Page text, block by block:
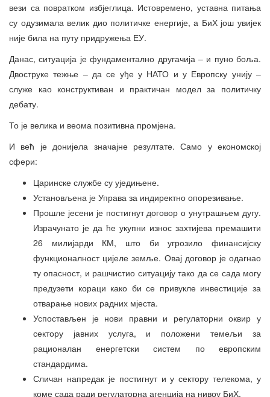
вези са повратком избјеглица. Истовремено, уставна питања
су одузимала велик дио политичке енергије, а БиХ још увијек
није била на путу придружења ЕУ.
Данас, ситуација је фундаментално другачија – и пуно боља.
Двоструке тежње – да се уђе у НАТО и у Европску унију –
служе као конструктиван и практичан модел за политичку
дебату.
То је велика и веома позитивна промјена.
И већ је донијела значајне резултате. Само у економској
сфери:
Царинске службе су уједињене.
Установљена је Управа за индиректно опорезивање.
Прошле јесени је постигнут договор о унутрашњем дугу.
Израчунато је да ће укупни износ захтијева премашити
26 милијарди КМ, што би угрозило финансијску
функционалност цијеле земље. Овај договор је одагнао
ту опасност, и рашчистио ситуацију тако да се сада могу
предузети кораци како би се привукле инвестиције за
отварање нових радних мјеста.
Успостављен је нови правни и регулаторни оквир у
сектору јавних услуга, и положени темељи за
рационалан енергетски систем по европским
стандардима.
Сличан напредак је постигнут и у сектору телекома, у
коме сада ради регулаторна агенција на нивоу БиХ.